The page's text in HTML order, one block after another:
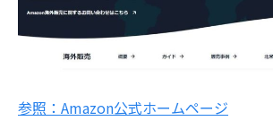
参照：Amazon公式ホームページ